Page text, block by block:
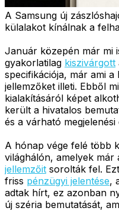
A Samsung új
külalakot kínálnak a
Január közepén már mi
gyakorlatilag kiszivárgott
specifikációja, már ami
jellemzőket illeti. Ebből
kialakításáról képet
került a hivatalos
és a várható
A hónap vége felé több
világhálón, amelyek már
jellemzőit sorolták fel.
friss pénzügyi jelentése,
adtak hírt, ez azonban
új széria bemutatását,